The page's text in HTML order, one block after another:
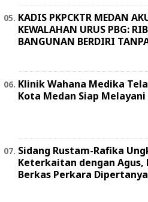
KADIS PKPCKTR MEDAN
KEWALAHAN URUS PBG:
BANGUNAN BERDIRI
Klinik Wahana Medika
Kota Medan Siap
Sidang Rustam-Rafika
Keterkaitan dengan Agus,
Berkas Perkara